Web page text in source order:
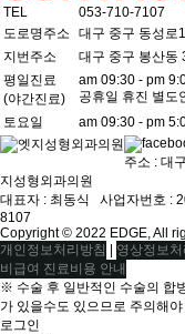
TEL
053-710-7107
도로명주소
대구 중구 동성로
지번주소
대구 중구 봉산동
평일진료
(야간진료)
am 09:30 - pm
공휴일 휴진 별도
토요일
am 09:30 - pm
주소 : 대
지성형외과의원
대표자 : 최동식ㅤ 사업자번호 :
8107
Copyright © 2022 EDGE, All
개인정보처리방침 | 영상정보
비급여 진료비용 안내
※ 수술 후 일반적인 수술의 합
가 있을수도 있으므로 주의해야
로그인